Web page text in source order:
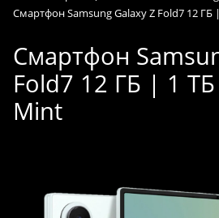
Смартфон Samsung Galaxy Z Fold7 12
Смартфон
Fold7 12 ГБ | 1
Mint